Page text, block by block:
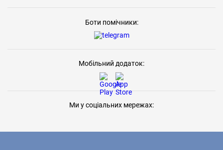
Боти помічники:
Мобільний додаток:
Ми у соціальних мережах: